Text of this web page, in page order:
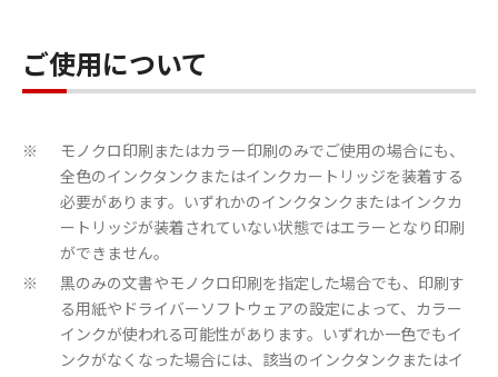
ご使用について
※
モノクロ印刷またはカラー印刷のみでご使用の場合にも、
全色のインクタンクまたはインクカートリッジを装着する
必要があります。いずれかのインクタンクまたはインクカ
ートリッジが装着されていない状態ではエラーとなり印刷
ができません。
※
黒のみの文書やモノクロ印刷を指定した場合でも、印刷す
る用紙やドライバーソフトウェアの設定によって、カラー
インクが使われる可能性があります。いずれか一色でもイ
ンクがなくなった場合には、該当のインクタンクまたはイ